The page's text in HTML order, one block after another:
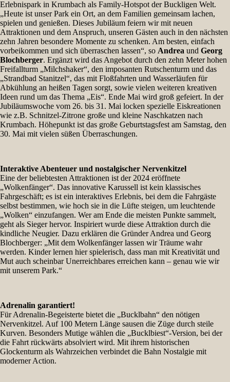
Erlebnispark in Krumbach als Family-Hotspot der Buckligen Welt.
„Heute ist unser Park ein Ort, an dem Familien gemeinsam lachen,
spielen und genießen. Dieses Jubiläum feiern wir mit neuen
Attraktionen und dem Anspruch, unseren Gästen auch in den nächsten
zehn Jahren besondere Momente zu schenken. Am besten, einfach
vorbeikommen und sich überraschen lassen“, so Andrea und Georg
Blochberger. Ergänzt wird das Angebot durch den zehn Meter hohen
Freifallturm „Milchshaker“, den imposanten Rutschenturm und das
„Strandbad Stanitzel“, das mit Floßfahrten und Wasserläufen für
Abkühlung an heißen Tagen sorgt, sowie vielen weiteren kreativen
Ideen rund um das Thema „Eis“. Ende Mai wird groß gefeiert. In der
Jubiläumswoche vom 26. bis 31. Mai locken spezielle Eiskreationen
wie z.B. Schnitzel-Zitrone große und kleine Naschkatzen nach
Krumbach. Höhepunkt ist das große Geburtstagsfest am Samstag, den
30. Mai mit vielen süßen Überraschungen.
Interaktive Abenteuer und nostalgischer Nervenkitzel
Eine der beliebtesten Attraktionen ist der 2024 eröffnete
„Wolkenfänger“. Das innovative Karussell ist kein klassisches
Fahrgeschäft; es ist ein interaktives Erlebnis, bei dem die Fahrgäste
selbst bestimmen, wie hoch sie in die Lüfte steigen, um leuchtende
„Wolken“ einzufangen. Wer am Ende die meisten Punkte sammelt,
geht als Sieger hervor. Inspiriert wurde diese Attraktion durch die
kindliche Neugier. Dazu erklären die Gründer Andrea und Georg
Blochberger: „Mit dem Wolkenfänger lassen wir Träume wahr
werden. Kinder lernen hier spielerisch, dass man mit Kreativität und
Mut auch scheinbar Unerreichbares erreichen kann – genau wie wir
mit unserem Park.“
Adrenalin garantiert!
Für Adrenalin-Begeisterte bietet die „Bucklbahn“ den nötigen
Nervenkitzel. Auf 100 Metern Länge sausen die Züge durch steile
Kurven. Besonders Mutige wählen die „Bucklbiest“-Version, bei der
die Fahrt rückwärts absolviert wird. Mit ihrem historischen
Glockenturm als Wahrzeichen verbindet die Bahn Nostalgie mit
moderner Action.